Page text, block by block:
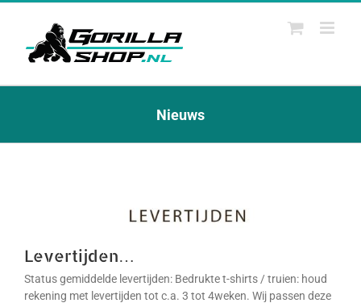
Ga
Nieuws
Levertijden…
Status gemiddelde levertijden: Bedrukte t-shirts / truien: houd
rekening met levertijden tot c.a. 3 tot 4weken. Wij passen deze